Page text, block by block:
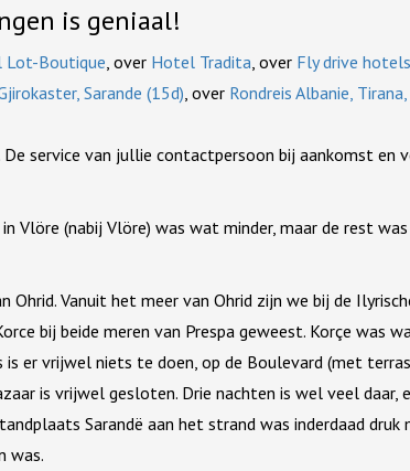
is geniaal!
Lot-Boutique, over Hotel Tradita, over Fly drive
Sarande (15d), over Rondreis Albanie,
service van jullie contactpersoon bij aankomst en
Vlöre (nabij Vlöre) was wat minder, maar de rest
Ohrid. Vanuit het meer van Ohrid zijn we bij de
bij beide meren van Prespa geweest. Korçe was
er vrijwel niets te doen, op de Boulevard (met
is vrijwel gesloten. Drie nachten is wel veel daar,
Sarandë aan het strand was inderdaad druk
was.